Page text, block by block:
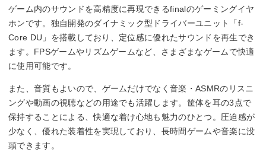
1.2 m
–
リケーブル
–
ゲーム内のサウンドを高精度に再現できるfinalのゲーミングイヤ
ホンです。独自開発のダイナミック型ドライバーユニット「f-
Core DU」を搭載しており、定位感に優れたサウンドを再生でき
ます。FPSゲームやリズムゲームなど、さまざまなゲームで快適
に使用可能です。
また、音質もよいので、ゲームだけでなく音楽・ASMRのリスニ
ングや動画の視聴などの用途でも活躍します。筐体を耳の3点で
保持することによる、快適な着け心地も魅力のひとつ。圧迫感が
少なく、優れた装着性を実現しており、長時間ゲームや音楽に没
頭できます。